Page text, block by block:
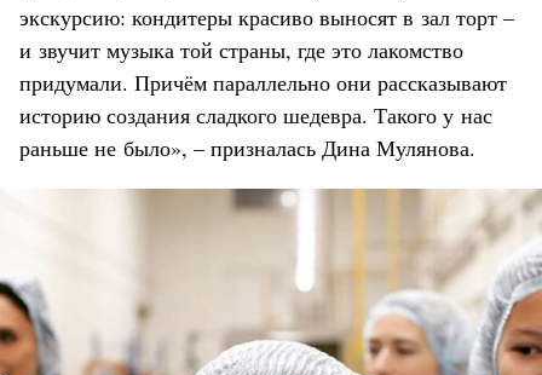
экскурсию: кондитеры красиво выносят в зал торт –
и звучит музыка той страны, где это лакомство
придумали. Причём параллельно они рассказывают
историю создания сладкого шедевра. Такого у нас
раньше не было», – призналась Дина Мулянова.